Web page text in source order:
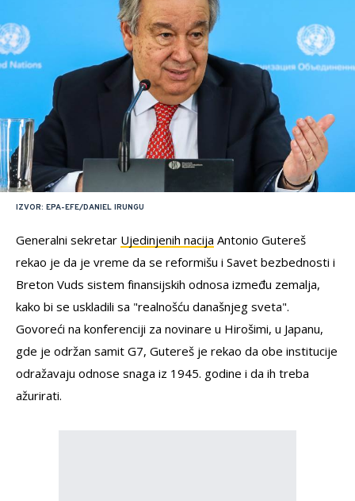
IZVOR: EPA-EFE/DANIEL IRUNGU
Generalni sekretar Ujedinjenih nacija Antonio Gutereš
rekao je da je vreme da se reformišu i Savet bezbednosti i
Breton Vuds sistem finansijskih odnosa između zemalja,
kako bi se uskladili sa "realnošću današnjeg sveta".
Govoreći na konferenciji za novinare u Hirošimi, u Japanu,
gde je održan samit G7, Gutereš je rekao da obe institucije
odražavaju odnose snaga iz 1945. godine i da ih treba
ažurirati.